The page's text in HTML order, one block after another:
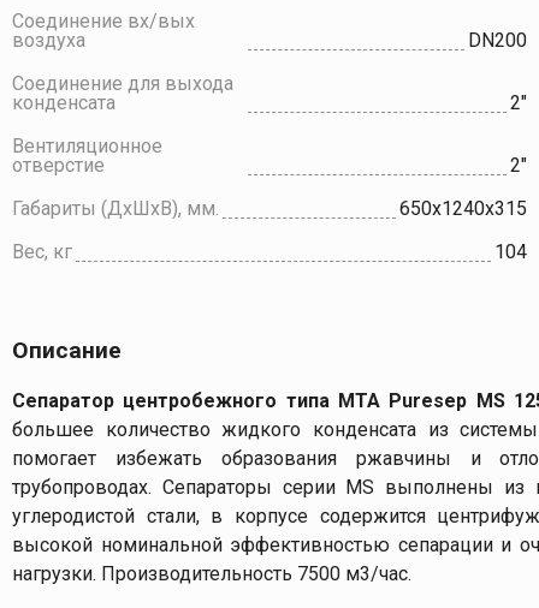
Соединение вх/вых
воздуха
DN200
Соединение для выхода
конденсата
2"
Вентиляционное
отверстие
2"
Габариты (ДхШхВ), мм.
650x1240x315
Вес, кг
104
Описание
Сепаратор центробежного типа МТА Puresep MS
большее количество жидкого конденсата из
помогает избежать образования ржавчины и
трубопроводах. Сепараторы серии MS выполнены
углеродистой стали, в корпусе содержится
высокой номинальной эффективностью сепарации и
нагрузки. Производительность 7500 м3/час.